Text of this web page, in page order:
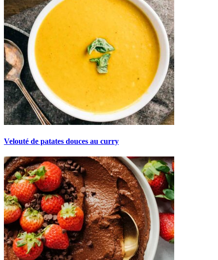
Velouté de patates douces au curry